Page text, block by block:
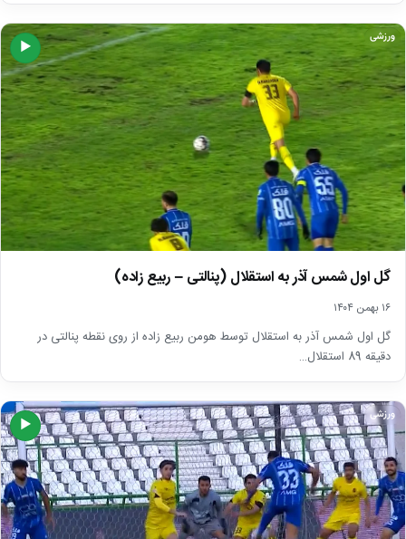
▶
ورزشی
گل اول شمس آذر به استقلال (پنالتی – ربیع زاده)
۱۶ بهمن ۱۴۰۴
گل اول شمس آذر به استقلال توسط هومن ربیع زاده از روی نقطه پنالتی در
دقیقه 89 استقلال…
▶
ورزشی